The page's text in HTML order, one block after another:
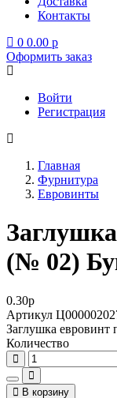
Контакты
0 0.00 p
Оформить заказ
Войти
Регистрация
Главная
Фурнитура
Евровинты
(№ 02)
0.30p
Артикул
Заглушка евровинт
Количество
В корзину